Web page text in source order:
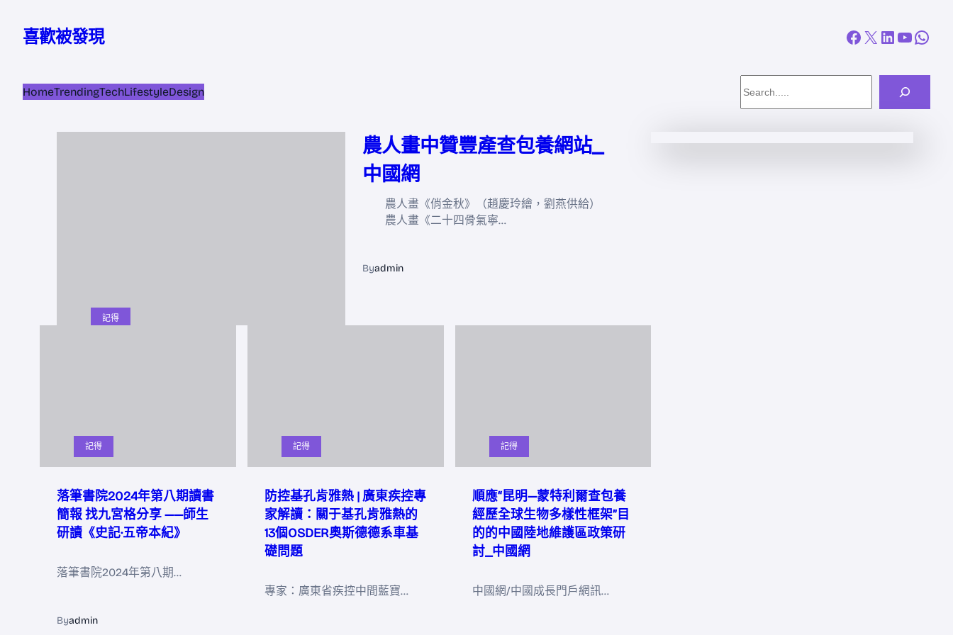
喜歡被發現 Facebook X LinkedIn YouTube WhatsApp
HomeTrendingTechLifestyleDesign
記得
農人畫中贊豐產查包養網站_
中國網
農人畫《俏金秋》（趙慶玲繪，劉燕供給）
農人畫《二十四骨氣寧…
Byadmin
記得
落筆書院2024年第八期讀書
簡報 找九宮格分享 ——師生
研讀《史記·五帝本紀》
落筆書院2024年第八期…
Byadmin
記得
防控基孔肯雅熱 | 廣東疾控專
家解讀：關于基孔肯雅熱的
13個OSDER奧斯德德系車基
礎問題
專家：廣東省疾控中間藍寶…
記得
順應“昆明—蒙特利爾查包養
經歷全球生物多樣性框架”目
的的中國陸地維護區政策研
討_中國網
中國網/中國成長門戶網訊…